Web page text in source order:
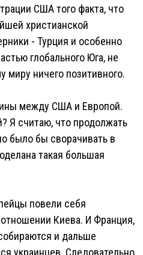
США того факта, что
христианской
- Турция и особенно
глобального Юга, не
миру ничего позитивного.
между США и Европой.
Я считаю, что продолжать
было бы сворачивать в
такая большая
повели себя
Киева. И Франция,
и дальше
украинцев. Следовательно,